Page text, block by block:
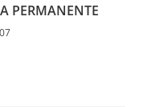
PERMANENTE